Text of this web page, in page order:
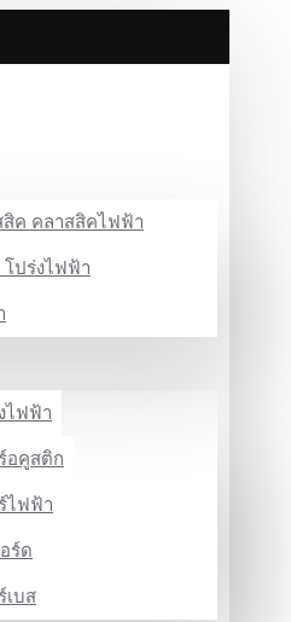
สิค คลาสสิคไฟฟ้า
โปร่งไฟฟ้า
ไฟฟ้า
อคูสติก
ไฟฟ้า
ร์ด
เบส